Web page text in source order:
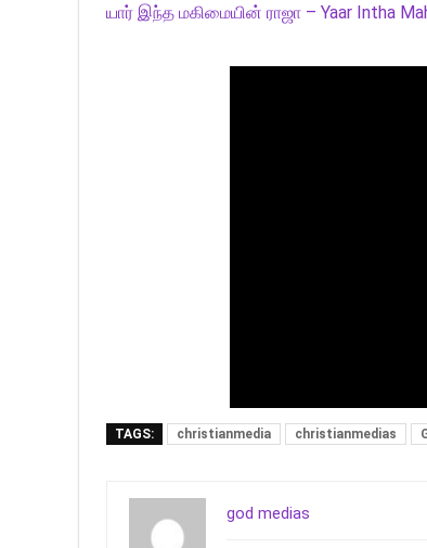
யார் இந்த மகிமையின் ராஜா – Yaar Intha
TAGS: christianmedia christianmedias
god medias